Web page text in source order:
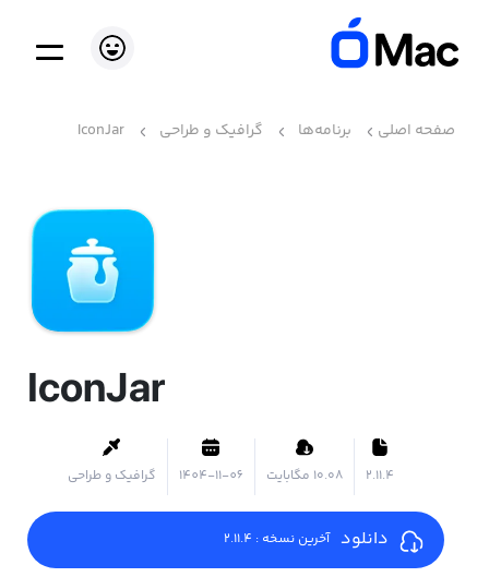
صفحه اصلی برنامه‌ها گرافیک و طراحی IconJar
IconJar
2.11.4 ۱۰.۰۸ مگابایت 1404-11-06 گرافیک و طراحی
دانلود آخرین نسخه : 2.11.4